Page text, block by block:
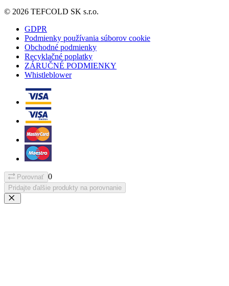
© 2026 TEFCOLD SK s.r.o.
GDPR
Podmienky používania súborov cookie
Obchodné podmienky
Recyklačné poplatky
ZÁRUČNÉ PODMIENKY
Whistleblower
Porovnať 0
Pridajte ďalšie produkty na porovnanie